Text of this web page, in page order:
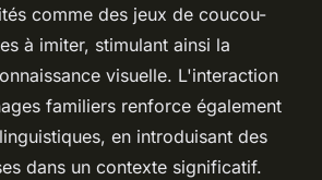
comme des jeux de coucou-
à imiter, stimulant ainsi la
visuelle. L'interaction
familiers renforce également
en introduisant des
dans un contexte significatif.